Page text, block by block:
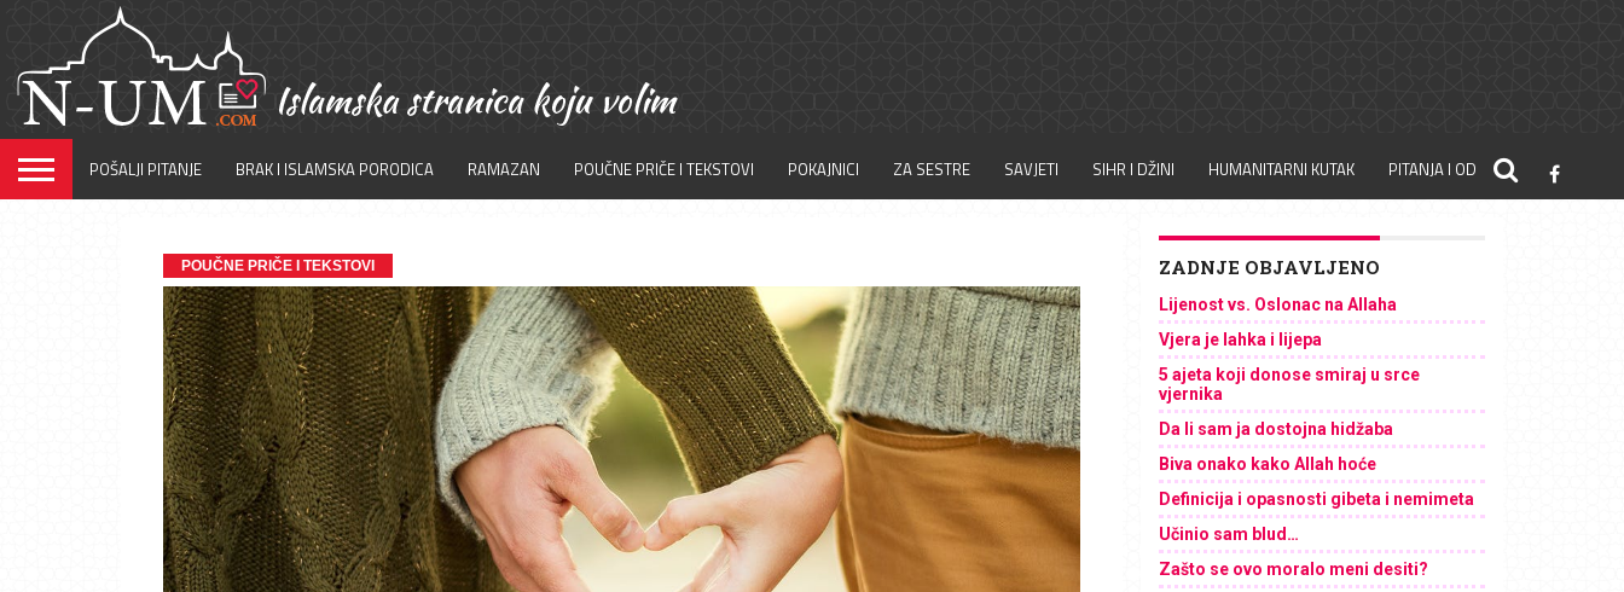
POŠALJI PITANJE BRAK I ISLAMSKA PORODICA RAMAZAN POUČNE PRIČE I TEKSTOVI POKAJNICI ZA SESTRE SAVJETI SIHR I DŽINI HUMANITARNI KUTAK PITANJA I ODGOVORI
POUČNE PRIČE I TEKSTOVI ZADNJE OBJAVLJENO
Lijenost vs. Oslonac na Allaha
Vjera je lahka i lijepa
5 ajeta koji donose smiraj u srce
vjernika
Da li sam ja dostojna hidžaba
Biva onako kako Allah hoće
Definicija i opasnosti gibeta i nemimeta
Učinio sam blud…
Zašto se ovo moralo meni desiti?